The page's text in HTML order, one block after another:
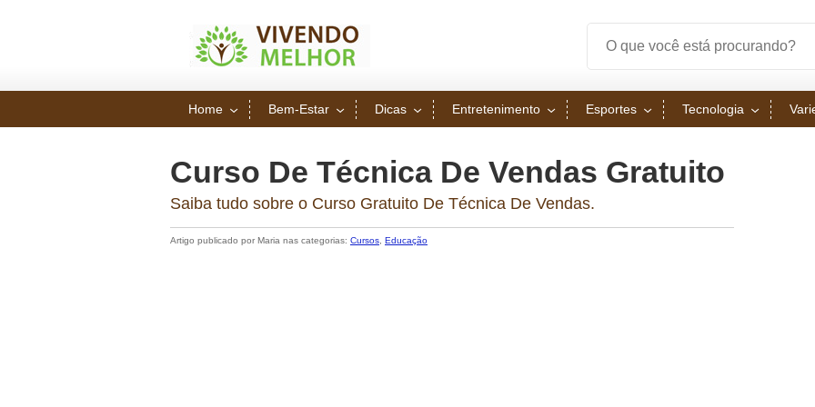
Home Bem-Estar Dicas Entretenimento Esportes Tecnologia
Curso De Técnica De Vendas Gratuito
Saiba tudo sobre o Curso Gratuito De Técnica De Vendas.
Artigo publicado por Maria nas categorias: Cursos Educação